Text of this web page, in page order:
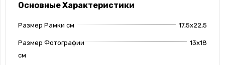
Основные Характеристики
Размер Рамки см 17,5x22,5
Размер Фотографии
см
13x18